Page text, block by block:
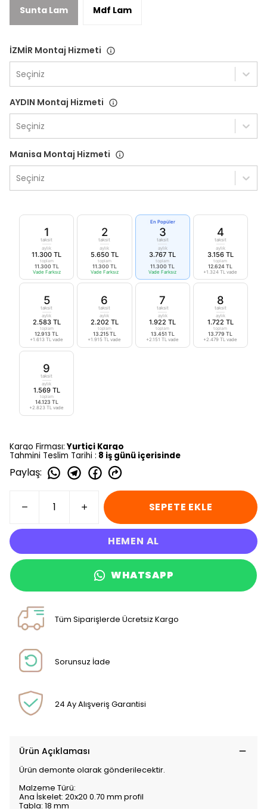
Sunta Lam Mdf Lam
İZMİR Montaj Hizmeti
Seçiniz
AYDIN Montaj Hizmeti
Seçiniz
Manisa Montaj Hizmeti
Seçiniz
1
taksit
aylık
11.300 TL
toplam
11.300 TL
Vade Farksız
2
taksit
aylık
5.650 TL
toplam
11.300 TL
Vade Farksız
En Popüler
3
taksit
aylık
3.767 TL
toplam
11.300 TL
Vade Farksız
4
taksit
aylık
3.156 TL
toplam
12.624 TL
+1.324 TL vade
5
taksit
aylık
2.583 TL
toplam
12.913 TL
+1.613 TL vade
6
taksit
aylık
2.202 TL
toplam
13.215 TL
+1.915 TL vade
7
taksit
aylık
1.922 TL
toplam
13.451 TL
+2.151 TL vade
8
taksit
aylık
1.722 TL
toplam
13.779 TL
+2.479 TL vade
9
taksit
aylık
1.569 TL
toplam
14.123 TL
+2.823 TL vade
Kargo Firması: Yurtiçi Kargo
Tahmini Teslim Tarihi : 8 iş günü içerisinde
Paylaş:
SEPETE EKLE
HEMEN AL
WHATSAPP
Tüm Siparişlerde Ücretsiz Kargo
Sorunsuz İade
24 Ay Alışveriş Garantisi
Ürün Açıklaması
Ürün demonte olarak gönderilecektir.
Malzeme Türü:
Ana İskelet: 20x20 0.70 mm profil
Tabla: 18 mm